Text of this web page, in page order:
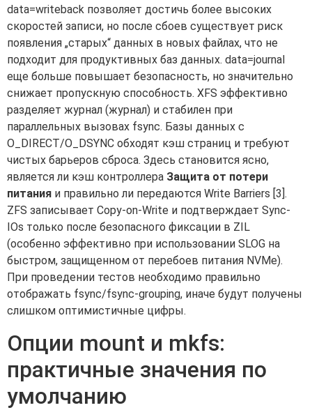
data=writeback позволяет достичь более высоких
скоростей записи, но после сбоев существует риск
появления „старых“ данных в новых файлах, что не
подходит для продуктивных баз данных. data=journal
еще больше повышает безопасность, но значительно
снижает пропускную способность. XFS эффективно
разделяет журнал (журнал) и стабилен при
параллельных вызовах fsync. Базы данных с
O_DIRECT/O_DSYNC обходят кэш страниц и требуют
чистых барьеров сброса. Здесь становится ясно,
является ли кэш контроллера Защита от потери
питания и правильно ли передаются Write Barriers [3].
ZFS записывает Copy-on-Write и подтверждает Sync-
IOs только после безопасного фиксации в ZIL
(особенно эффективно при использовании SLOG на
быстром, защищенном от перебоев питания NVMe).
При проведении тестов необходимо правильно
отображать fsync/fsync-grouping, иначе будут получены
слишком оптимистичные цифры.
Опции mount и mkfs:
практичные значения по
умолчанию